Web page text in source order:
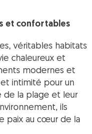
et confortables
véritables habitats
chaleureux et
modernes et
intimité pour un
de la plage et leur
ils
paix au cœur de la